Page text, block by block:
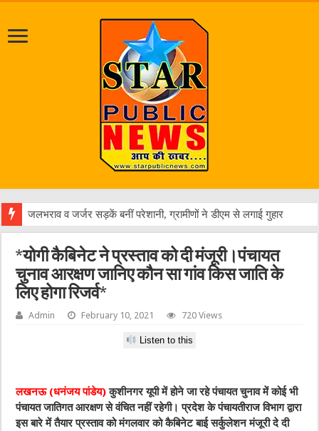
एक वारंट
*योगी कैबिनेट ने प्रस्ताव को दी मंजूरी।पंचायत
चुनाव आरक्षण जानिए कौन सा गांव किस जाति के
लिए होगा रिजर्व*
Admin February 10, 2021 720 Views
Listen to this
लखनऊ (धनंजय पांडेय)कुशीनगर यूपी में होने जा रहे पंचायत चुनाव में कोई भी
पंचायत जातिगत आरक्षण से वंचित नहीं रहेगी। प्रदेश के पंचायतीराज विभाग द्वारा
इस बारे में तैयार प्रस्ताव को मंगलवार को कैबिनेट बाई सर्कुलेशन मंजूरी दे दी